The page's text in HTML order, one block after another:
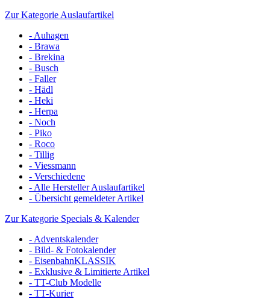
Zur Kategorie Auslaufartikel
- Auhagen
- Brawa
- Brekina
- Busch
- Faller
- Hädl
- Heki
- Herpa
- Noch
- Piko
- Roco
- Tillig
- Viessmann
- Verschiedene
- Alle Hersteller Auslaufartikel
- Übersicht gemeldeter Artikel
Zur Kategorie Specials & Kalender
- Adventskalender
- Bild- & Fotokalender
- EisenbahnKLASSIK
- Exklusive & Limitierte Artikel
- TT-Club Modelle
- TT-Kurier